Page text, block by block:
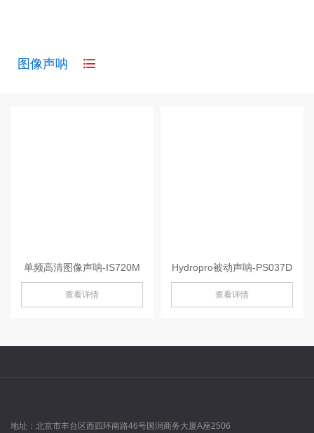
图像声呐
单频高清图像声呐-IS720M
查看详情
Hydropro被动声呐-PS037D
查看详情
地址： 北京市丰台区西四环南路46号国润商务大厦A座2506